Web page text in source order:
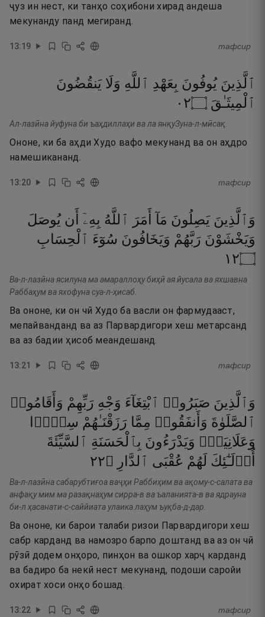
ҷуз ин нест, ки танҳо соҳибони хирад андеша
мекунанду панд мегиранд.
13:19 тафсир
ٱلَّذِينَ يُوفُونَ بِعَهْدِ ٱللَّهِ وَلَا يَنقُضُونَ
ٱلْمِيثَـٰقَ ۝٢٠
Ал-лазӣна йуфуна би ъаҳдиллаҳи ва ла янқуЗуна-л-мӣсақ.
Ононе, ки ба аҳди Худо вафо мекунанд ва он аҳдро
намешикананд.
13:20 тафсир
وَٱلَّذِينَ يَصِلُونَ مَآ أَمَرَ ٱللَّهُ بِهِۦٓ أَن يُوصَلَ
وَيَخْشَوْنَ رَبَّهُمْ وَيَخَافُونَ سُوٓءَ ٱلْحِسَابِ
۝٢١
Ва-л-лазӣна ясилуна ма амараллоҳу биҳӣ ая йусала ва яхшавна
Раббаҳум ва яхофуна суа-л-ҳисаб.
Ва ононе, ки он чӣ Худо ба васли он фармудааст,
мепайванданд ва аз Парвардигори хеш метарсанд
ва аз бадии ҳисоб меандешанд.
13:21 тафсир
وَٱلَّذِينَ صَبَرُوا۟ ٱبْتِغَآءَ وَجْهِ رَبِّهِمْ وَأَقَامُوا۟
ٱلصَّلَوٰةَ وَأَنفَقُوا۟ مِمَّا رَزَقْنَـٰهُمْ سِرًّۭا
وَعَلَانِيَةًۭ وَيَدْرَءُونَ بِٱلْحَسَنَةِ ٱلسَّيِّئَةَ
أُو۟لَـٰٓئِكَ لَهُمْ عُقْبَى ٱلدَّارِ ۝٢٢
Ва-л-лазӣна сабарубтиғоа ваҷҳи Раббиҳим ва ақому-с-салата ва
анфақу мим ма разақнаҳум сирра-в ва ъаланията-в ва ядрауна
би-л ҳасанати-с-саййиата улаика лаҳум ъуқба-д-дар.
Ва ононе, ки барои талаби ризои Парвардигори хеш
сабр карданд ва намозро барпо доштанд ва аз он чӣ
рӯзӣ додем онҳоро, пинҳон ва ошкор харҷ карданд
ва бадиро ба некӣ нест мекунанд, подоши саройи
охират хоси онҳо бошад.
13:22 тафсир